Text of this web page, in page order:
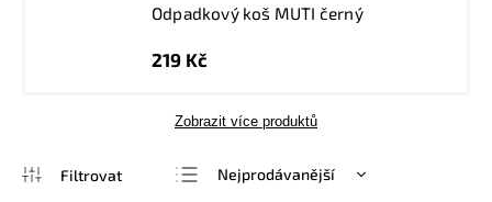
Odpadkový koš MUTI černý
219 Kč
Zobrazit více produktů
Nejprodávanější